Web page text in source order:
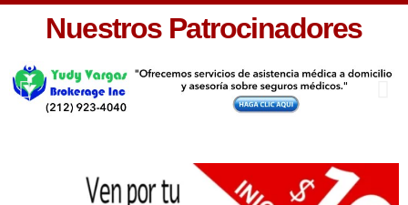
Nuestros Patrocinadores